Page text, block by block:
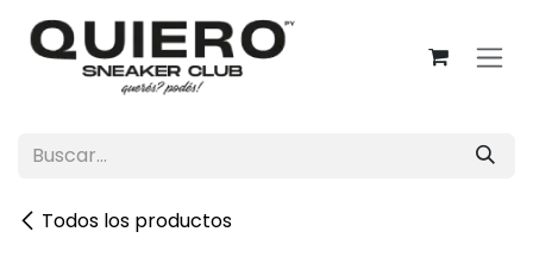
Ir al contenido
Todos los productos